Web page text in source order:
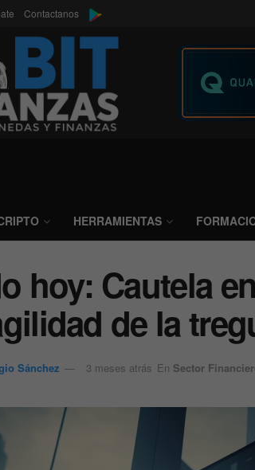
Contactanos
HERRAMIENTAS
hoy: Cautela
de la
Sánchez 3 meses atrás En Sector